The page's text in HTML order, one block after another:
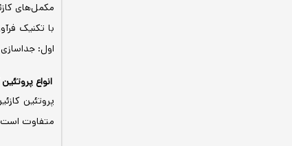
مکمل‌های
با تکنیک
اول:
انواع
پروتئین
متفاوت است.